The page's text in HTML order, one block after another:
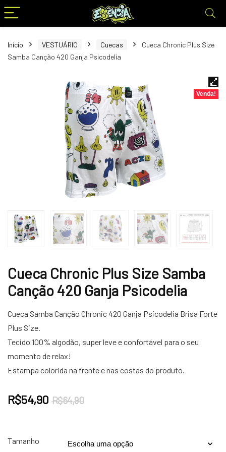
Início VESTUÁRIO Cuecas
Cueca Chronic Plus Size
Samba Canção 420 Ganja Psicodelia
Venda!
Cueca Chronic Plus Size Samba
Canção 420 Ganja Psicodelia
Cueca Samba Canção Chronic 420 Ganja Psicodelia Brisa Forte
Plus Size.
Tecido 100% algodão, super leve e confortável para o seu
momento de relax!
Estampa colorida na frente e nas costas do produto.
R$64,90O
era:
R$54,90
O
é:
Tamanho